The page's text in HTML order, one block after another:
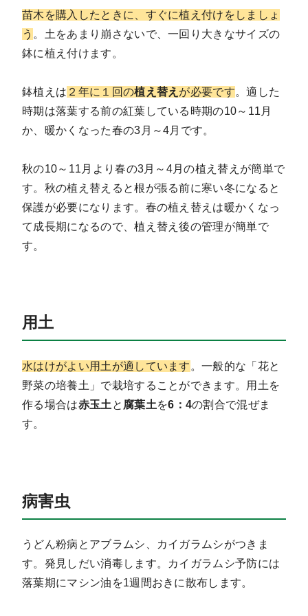
苗木を購入したときに、すぐに植え付けをしましょ
う 。土をあまり崩さないで、一回り大きなサイズの
鉢に植え付けます。
鉢植えは ２年に１回の植え替え が必要です。適した
時期は落葉する前の紅葉している時期の10～11月
か、暖かくなった春の3月～4月です。
秋の10～11月より春の3月～4月の植え替えが簡単で
す。秋の植え替えると根が張る前に寒い冬になると
保護が必要になります。春の植え替えは暖かくなっ
て成長期になるので、植え替え後の管理が簡単で
す。
用土
水はけがよい用土が適しています 。一般的な「花と
野菜の培養土」で栽培することができます。用土を
作る場合は赤玉土 と 腐葉土を6：4の割合で混ぜま
す。
病害虫
うどん粉病とアブラムシ、カイガラムシがつきま
す。発見しだい消毒します。カイガラムシ予防には
落葉期にマシン油を1週間おきに散布します。